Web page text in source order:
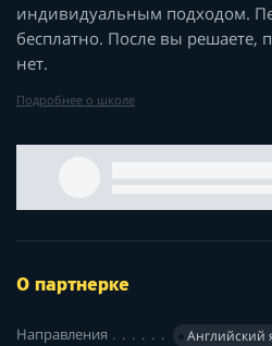
индивидуальным подходом.
бесплатно. После вы решаете,
нет.
Подробнее о школе
О партнерке
Направления Английский